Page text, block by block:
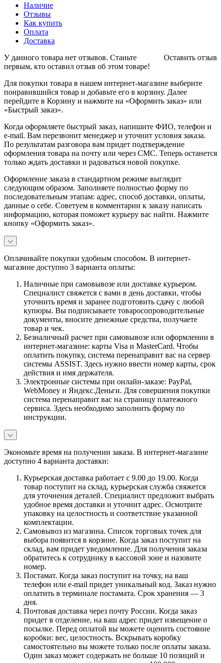
Наличие
Отзывы
Как купить
Оплата
Доставка
Оставить отзыв
У данного товара нет отзывов. Станьте
первым, кто оставил отзыв об этом товаре!
Для покупки товара в нашем интернет-магазине выберите
понравившийся товар и добавьте его в корзину. Далее
перейдите в Корзину и нажмите на «Оформить заказ» или
«Быстрый заказ».
Когда оформляете быстрый заказ, напишите ФИО, телефон и
e-mail. Вам перезвонит менеджер и уточнит условия заказа.
По результатам разговора вам придет подтверждение
оформления товара на почту или через СМС. Теперь останется
только ждать доставки и радоваться новой покупке.
Оформление заказа в стандартном режиме выглядит
следующим образом. Заполняете полностью форму по
последовательным этапам: адрес, способ доставки, оплаты,
данные о себе. Советуем в комментарии к заказу написать
информацию, которая поможет курьеру вас найти. Нажмите
кнопку «Оформить заказ».
Оплачивайте покупки удобным способом. В интернет-
магазине доступно 3 варианта оплаты:
Наличные при самовывозе или доставке курьером.
Специалист свяжется с вами в день доставки, чтобы
уточнить время и заранее подготовить сдачу с любой
купюры. Вы подписываете товаросопроводительные
документы, вносите денежные средства, получаете
товар и чек.
Безналичный расчет при самовывозе или оформлении в
интернет-магазине: карты Visa и MasterCard. Чтобы
оплатить покупку, система перенаправит вас на сервер
системы ASSIST. Здесь нужно ввести номер карты, срок
действия и имя держателя.
Электронные системы при онлайн-заказе: PayPal,
WebMoney и Яндекс.Деньги. Для совершения покупки
система перенаправит вас на страницу платежного
сервиса. Здесь необходимо заполнить форму по
инструкции.
Экономьте время на получении заказа. В интернет-магазине
доступно 4 варианта доставки:
Курьерская доставка работает с 9.00 до 19.00. Когда
товар поступит на склад, курьерская служба свяжется
для уточнения деталей. Специалист предложит выбрать
удобное время доставки и уточнит адрес. Осмотрите
упаковку на целостность и соответствие указанной
комплектации.
Самовывоз из магазина. Список торговых точек для
выбора появится в корзине. Когда заказ поступит на
склад, вам придет уведомление. Для получения заказа
обратитесь к сотруднику в кассовой зоне и назовите
номер.
Постамат. Когда заказ поступит на точку, на ваш
телефон или e-mail придет уникальный код. Заказ нужно
оплатить в терминале постамата. Срок хранения — 3
дня.
Почтовая доставка через почту России. Когда заказ
придет в отделение, на ваш адрес придет извещение о
посылке. Перед оплатой вы можете оценить состояние
коробки: вес, целостность. Вскрывать коробку
самостоятельно вы можете только после оплаты заказа.
Один заказ может содержать не больше 10 позиций и